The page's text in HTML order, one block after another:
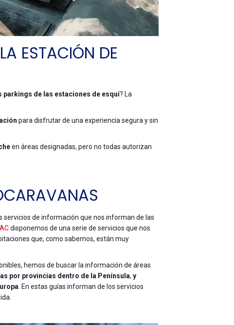
ESTACIÓN DE
parkings de las estaciones de esquí? La
para disfrutar de una experiencia segura y sin
en áreas designadas, pero no todas autorizan
servicios de información que nos informan de las
disponemos de una serie de servicios que nos
que, como sabemos, están muy
hemos de buscar la información de áreas
por provincias dentro de la Península, y
. En estas guías informan de los servicios